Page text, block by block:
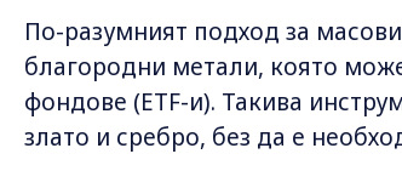
По-разумният подход за
благородни метали, която
фондове (ETF-и). Такива
злато и сребро, без да е